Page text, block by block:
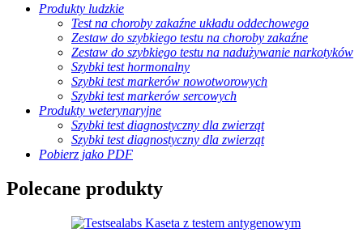
Produkty ludzkie
Test na choroby zakaźne układu oddechowego
Zestaw do szybkiego testu na choroby zakaźne
Zestaw do szybkiego testu na nadużywanie narkotyków
Szybki test hormonalny
Szybki test markerów nowotworowych
Szybki test markerów sercowych
Produkty weterynaryjne
Szybki test diagnostyczny dla zwierząt
Szybki test diagnostyczny dla zwierząt
Pobierz jako PDF
Polecane produkty